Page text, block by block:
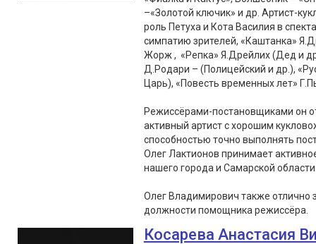
–«Золотой ключик» и др. Артист-
роль Петуха и Кота Василия в
симпатию зрителей, «Каштанка»
Жорж , «Репка» Я.Дрейлих (Дед и
Д.Родари – (Полицейский и др.),
Царь), «Повесть временных лет»
Режиссёрами-постановщиками он
активный артист с хорошим
способностью точно выполнять
Олег Лактионов принимает
нашего города и Самарской
Олег Владимирович также
должности помощника режиссёра.
Косарева Анастасия